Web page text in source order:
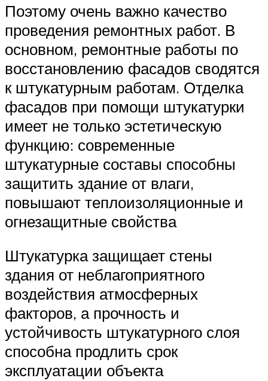
Поэтому очень важно качество
проведения ремонтных работ. В
основном, ремонтные работы по
восстановлению фасадов сводятся
к штукатурным работам. Отделка
фасадов при помощи штукатурки
имеет не только эстетическую
функцию: современные
штукатурные составы способны
защитить здание от влаги,
повышают теплоизоляционные и
огнезащитные свойства
Штукатурка защищает стены
здания от неблагоприятного
воздействия атмосферных
факторов, а прочность и
устойчивость штукатурного слоя
способна продлить срок
эксплуатации объекта